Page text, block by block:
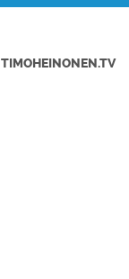
TIMOHEINONEN.TV